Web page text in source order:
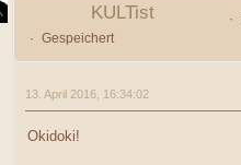
KULTist
Gespeichert
13. April 2016, 16:34:02
Okidoki!